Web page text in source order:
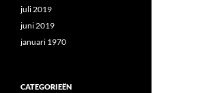
juli 2019
juni 2019
januari 1970
CATEGORIEËN